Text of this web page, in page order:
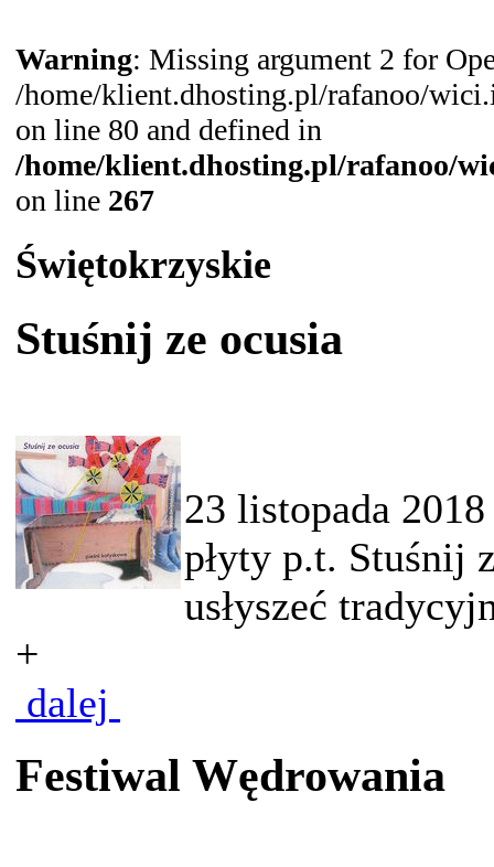
Warning: Missing argument 2 for
/home/klient.dhosting.pl/rafanoo/
on line 80 and defined in
/home/klient.dhosting.pl/rafanoo/
on line 267
Świętokrzyskie
Stuśnij ze ocusia
23 listopada
płyty p.t. Stuśnij
usłyszeć
+
dalej
Festiwal Wędrowania